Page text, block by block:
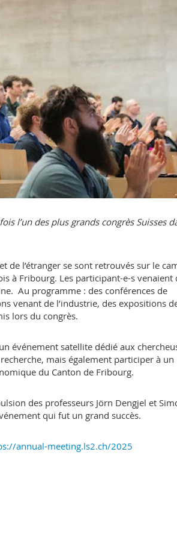
l’un des plus grands congrès Suisses
de l’étranger se sont retrouvés sur le
à Fribourg. Les participant-e-s venaient
Au programme : des conférences de
venant de l’industrie, des expositions
lors du congrès.
événement satellite dédié aux
mais également participer à un
du Canton de Fribourg.
des professeurs Jörn Dengjel et
qui fut un grand succès.
annual-meeting.ls2.ch/2025